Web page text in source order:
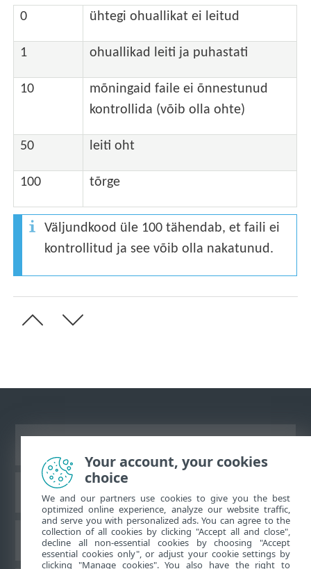
0 ühtegi ohuallikat ei leitud
1 ohuallikad leiti ja puhastati
10
mõningaid faile ei õnnestunud
kontrollida (võib olla ohte)
50 leiti oht
100 tõrge
Väljundkood üle 100 tähendab, et faili ei
kontrollitud ja see võib olla nakatunud.
ESET teadmistebaas
ESET-i foorum
Your account, your cookies
choice
We and our partners use cookies to give you the best
optimized online experience, analyze our website traffic,
and serve you with personalized ads. You can agree to the
collection of all cookies by clicking "Accept all and close",
decline all non-essential cookies by choosing "Accept
essential cookies only", or adjust your cookie settings by
clicking "Manage cookies". You also have the right to